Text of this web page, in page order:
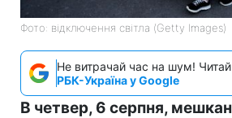
Фото: відключення світла (Getty Images)
Не витрачай час на шум! Читай
РБК-Україна у Google
В четвер, 6 серпня,